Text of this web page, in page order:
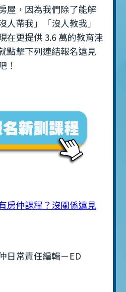
屋，因為我們除了能解
人帶我」「沒人教我」
在更提供 3.6 萬的教育津
點擊下列連結報名遠見
！
房仲課程？沒關係遠見
日常責任編輯－ED